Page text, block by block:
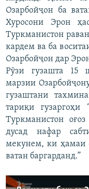
Озарбойҷон ба
Хуросони Эрон
Туркманистон
кардем ва ба
Озарбойҷон дар
Рӯзи гузашта 15
марзии
гузаштани
тариқи гузаргоҳи
Туркманистон
дусад нафар
мекунем, ки ҳамаи
ватан баргарданд.”